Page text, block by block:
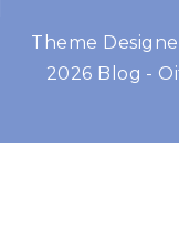
Theme
2026 Blog -